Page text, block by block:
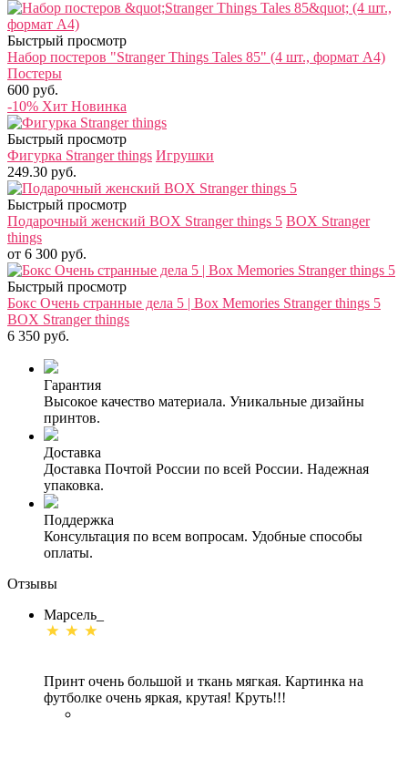
Быстрый просмотр
Набор постеров "Stranger Things Tales 85" (4 шт., формат А4)
Постеры
600 руб.
-10% Хит Новинка
Быстрый просмотр
Фигурка Stranger things Игрушки
249.30 руб.
Быстрый просмотр
Подарочный женский BOX Stranger things 5 BOX Stranger
things
от 6 300 руб.
Быстрый просмотр
Бокс Очень странные дела 5 | Box Memories Stranger things 5
BOX Stranger things
6 350 руб.
Гарантия
Высокое качество материала. Уникальные дизайны
принтов.
Доставка
Доставка Почтой России по всей России. Надежная
упаковка.
Поддержка
Консультация по всем вопросам. Удобные способы
оплаты.
Отзывы
Марсель_
Принт очень большой и ткань мягкая. Картинка на
футболке очень яркая, крутая! Круть!!!